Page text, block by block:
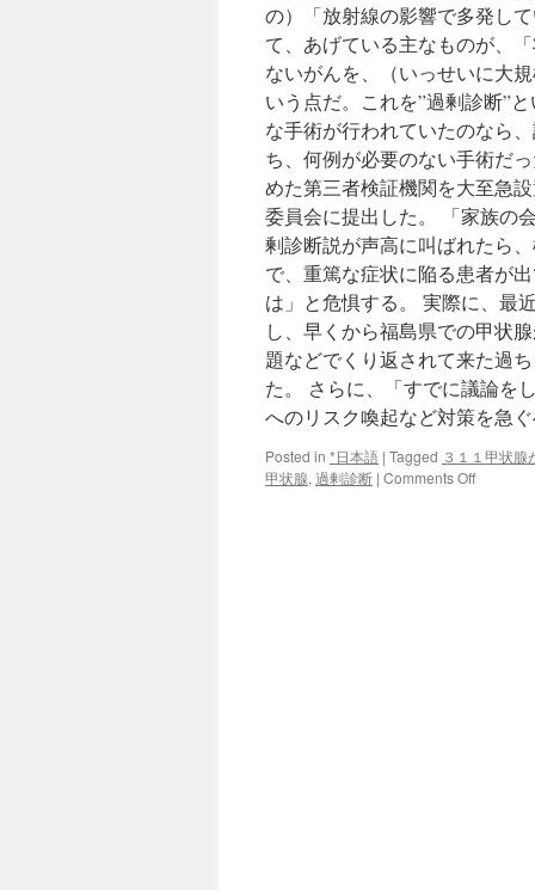
の）「放射線の影響で多発し
て、あげている主なものが、
ないがんを、（いっせいに大
いう点だ。これを”過剰診断”
な手術が行われていたのなら
ち、何例が必要のない手術だ
めた第三者検証機関を大至急
委員会に提出した。 「家族の
剰診断説が声高に叫ばれたら
で、重篤な症状に陥る患者が
は」と危惧する。 実際に、最
し、早くから福島県での甲状
題などでくり返されて来た過
た。 さらに、「すでに議論を
へのリスク喚起など対策を急
Posted in *日本語 | Tagged ３１１甲状腺
甲状腺, 過剰診断 | Comments Offon